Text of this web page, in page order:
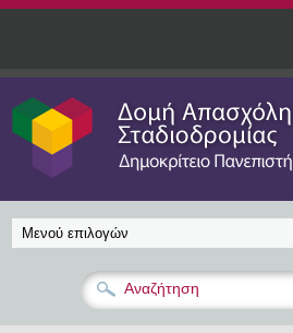
Παράκαμψη προς το κυρίως περιεχόμενο